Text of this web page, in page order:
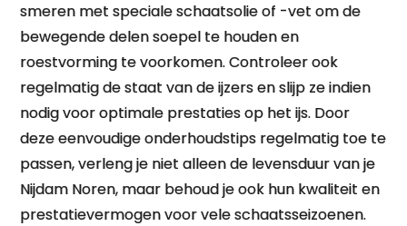
smeren met speciale schaatsolie of -vet om de
bewegende delen soepel te houden en
roestvorming te voorkomen. Controleer ook
regelmatig de staat van de ijzers en slijp ze indien
nodig voor optimale prestaties op het ijs. Door
deze eenvoudige onderhoudstips regelmatig toe te
passen, verleng je niet alleen de levensduur van je
Nijdam Noren, maar behoud je ook hun kwaliteit en
prestatievermogen voor vele schaatsseizoenen.